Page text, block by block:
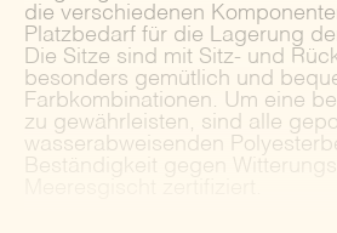
die verschiedenen
Platzbedarf für die Lagerung
Die Sitze sind mit Sitz- und
besonders gemütlich und
Farbkombinationen. Um eine
zu gewährleisten, sind alle
wasserabweisenden
Beständigkeit gegen